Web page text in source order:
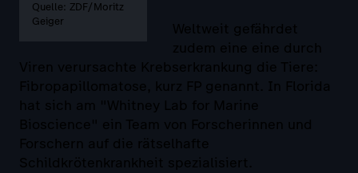
Quelle: ZDF/Moritz
Geiger
Weltweit gefährdet
zudem eine eine durch
Viren verursachte Krebserkrankung die Tiere:
Fibropapillomatose, kurz FP genannt. In Florida
hat sich am "Whitney Lab for Marine
Bioscience" ein Team von Forscherinnen und
Forschern auf die rätselhafte
Schildkrötenkrankheit spezialisiert.